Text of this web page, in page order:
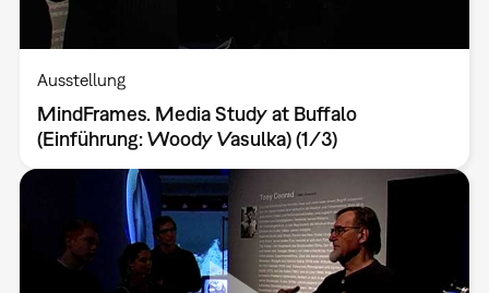
Ausstellung
MindFrames. Media Study at Buffalo
(Einführung: Woody Vasulka) (1/3)